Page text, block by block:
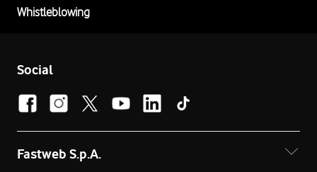
Whistleblowing
Social
Fastweb S.p.A.